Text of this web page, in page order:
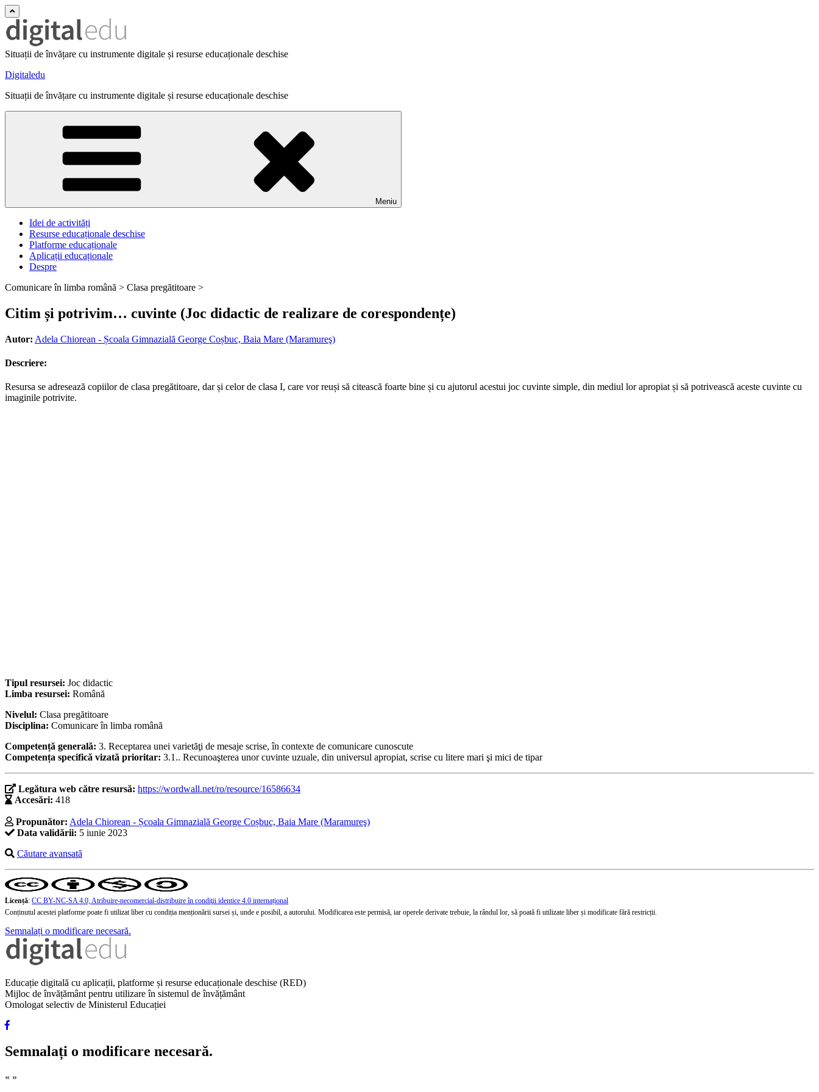
Situații de învățare cu instrumente digitale și resurse educaționale deschise
Digitaledu
Situații de învățare cu instrumente digitale și resurse educaționale deschise
Meniu
Idei de activități
Resurse educaționale deschise
Platforme educaționale
Aplicații educaționale
Despre
Comunicare în limba română > Clasa pregătitoare >
Citim și potrivim… cuvinte (Joc didactic de realizare de corespondențe)
Autor: Adela Chiorean - Școala Gimnazială George Coșbuc, Baia Mare (Maramureş)
Descriere:
Resursa se adresează copiilor de clasa pregătitoare, dar și celor de clasa I, care vor reuși să citească foarte bine și cu ajutorul acestui joc cuvinte simple, din mediul lor apropiat și să potrivească aceste cuvinte cu
imaginile potrivite.
Tipul resursei: Joc didactic
Limba resursei: Română
Nivelul: Clasa pregătitoare
Disciplina: Comunicare în limba română
Competență generală: 3. Receptarea unei varietăţi de mesaje scrise, în contexte de comunicare cunoscute
Competența specifică vizată prioritar: 3.1.. Recunoaşterea unor cuvinte uzuale, din universul apropiat, scrise cu litere mari şi mici de tipar
Legătura web către resursă: https://wordwall.net/ro/resource/16586634
Accesări: 418
Propunător: Adela Chiorean - Școala Gimnazială George Coșbuc, Baia Mare (Maramureş)
Data validării: 5 iunie 2023
Căutare avansată
Licență: CC BY-NC-SA 4.0, Atribuire-necomercial-distribuire în condiţii identice 4.0 internațional
Conținutul acestei platforme poate fi utilizat liber cu condiția menționării sursei și, unde e posibil, a autorului. Modificarea este permisă, iar operele derivate trebuie, la rândul lor, să poată fi utilizate liber și modificate fără restricții.
Semnalați o modificare necesară.
Educație digitală cu aplicații, platforme și resurse educaționale deschise (RED)
Mijloc de învățământ pentru utilizare în sistemul de învățământ
Omologat selectiv de Ministerul Educației
Semnalați o modificare necesară.
« »